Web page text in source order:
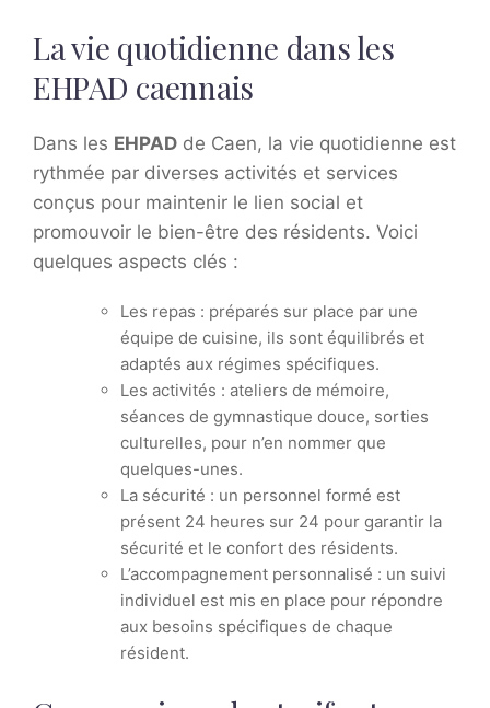
La vie quotidienne dans les
EHPAD caennais
Dans les EHPAD de Caen, la vie quotidienne est
rythmée par diverses activités et services
conçus pour maintenir le lien social et
promouvoir le bien-être des résidents. Voici
quelques aspects clés :
Les repas : préparés sur place par une
équipe de cuisine, ils sont équilibrés et
adaptés aux régimes spécifiques.
Les activités : ateliers de mémoire,
séances de gymnastique douce, sorties
culturelles, pour n’en nommer que
quelques-unes.
La sécurité : un personnel formé est
présent 24 heures sur 24 pour garantir la
sécurité et le confort des résidents.
L’accompagnement personnalisé : un suivi
individuel est mis en place pour répondre
aux besoins spécifiques de chaque
résident.